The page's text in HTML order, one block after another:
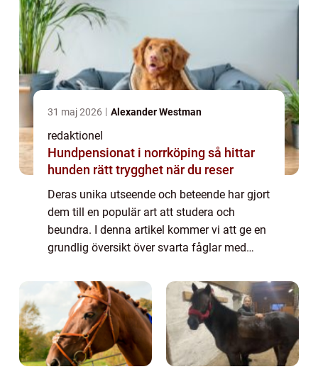
31 maj 2026 Alexander Westman
redaktionel
Hundpensionat i norrköping så hittar
hunden rätt trygghet när du reser
Deras unika utseende och beteende har gjort
dem till en populär art att studera och
beundra. I denna artikel kommer vi att ge en
grundlig översikt över svarta fåglar med
dem, inklusive deras typer, popularit...